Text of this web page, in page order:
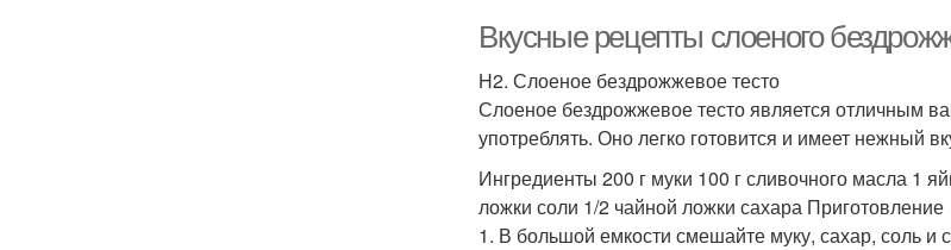
Вкусные рецепты слоеного
H2. Слоеное бездрожжевое тесто
Слоеное бездрожжевое тесто является отличным
употреблять. Оно легко готовится и имеет нежный
Ингредиенты 200 г муки 100 г сливочного масла 1
ложки соли 1/2 чайной ложки сахара Приготовление
1. В большой емкости смешайте муку, сахар, соль и